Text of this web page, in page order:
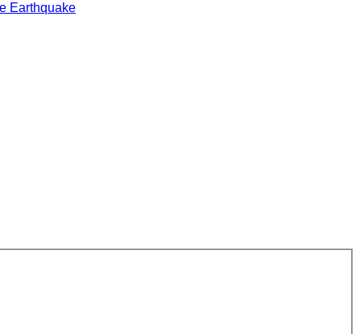
Earthquake